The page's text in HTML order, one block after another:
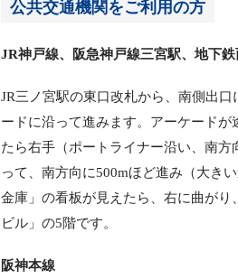
公共交通機関をご利用の方
JR神戸線、阪急神戸線三宮駅、地下
JR三ノ宮駅の東口改札から、南側出
ードに沿って進みます。アーケードが
たら右手（ポートライナー沿い、南
って、南方向に500mほど進み（大き
金庫」の看板が見えたら、右に曲が
ビル」の5階です。
阪神本線